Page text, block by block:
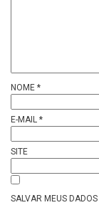
NOME *
E-MAIL *
SITE
SALVAR MEUS